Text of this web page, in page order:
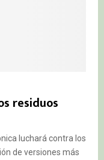
residuos
luchará contra los
de versiones más